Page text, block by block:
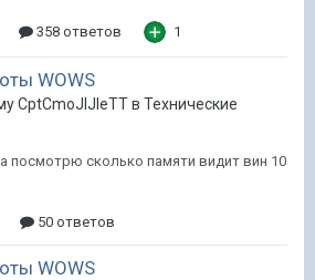
358 ответов 1
WOWS
CptCmoJIJIeTT в Технические
посмотрю сколько памяти видит вин 10
50 ответов
WOWS